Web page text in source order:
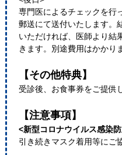
専門医によるチェックを行
郵送にて送付いたします。
いただければ、医師より結
きます。別途費用はかかり
【その他特典】
受診後、お食事券をご提供
【注意事項】
<新型コロナウイルス感染
引き続きマスク着用等にご